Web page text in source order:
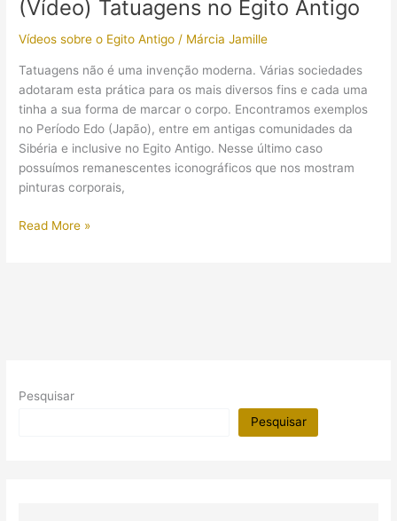
pela
Egiptologia
2016
(Vídeo) Tatuagens no Egito Antigo
Vídeos sobre o Egito Antigo / Márcia Jamille
Tatuagens não é uma invenção moderna. Várias sociedades
adotaram esta prática para os mais diversos fins e cada uma
tinha a sua forma de marcar o corpo. Encontramos exemplos
no Período Edo (Japão), entre em antigas comunidades da
Sibéria e inclusive no Egito Antigo. Nesse último caso
possuímos remanescentes iconográficos que nos mostram
pinturas corporais,
(Vídeo)
Read More »
Pesquisar
Pesquisar